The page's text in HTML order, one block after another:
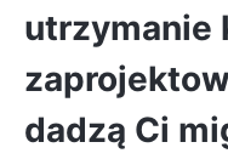
utrzymanie
dadzą Ci